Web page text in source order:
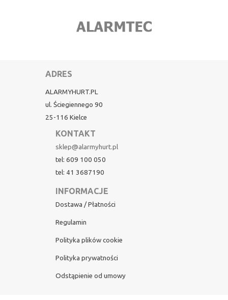
ADRES
ALARMYHURT.PL
ul. Ściegiennego 90
25-116 Kielce
KONTAKT
sklep@alarmyhurt.pl
tel: 609 100 050
tel: 41 3687190
INFORMACJE
Dostawa / Płatności
Regulamin
Polityka plików cookie
Polityka prywatności
Odstąpienie od umowy